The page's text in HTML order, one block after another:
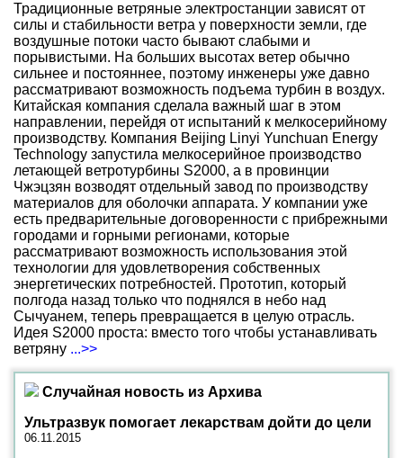
Традиционные ветряные электростанции зависят от
силы и стабильности ветра у поверхности земли, где
воздушные потоки часто бывают слабыми и
порывистыми. На больших высотах ветер обычно
сильнее и постояннее, поэтому инженеры уже давно
рассматривают возможность подъема турбин в воздух.
Китайская компания сделала важный шаг в этом
направлении, перейдя от испытаний к мелкосерийному
производству. Компания Beijing Linyi Yunchuan Energy
Technology запустила мелкосерийное производство
летающей ветротурбины S2000, а в провинции
Чжэцзян возводят отдельный завод по производству
материалов для оболочки аппарата. У компании уже
есть предварительные договоренности с прибрежными
городами и горными регионами, которые
рассматривают возможность использования этой
технологии для удовлетворения собственных
энергетических потребностей. Прототип, который
полгода назад только что поднялся в небо над
Сычуанем, теперь превращается в целую отрасль.
Идея S2000 проста: вместо того чтобы устанавливать
ветряну ...>>
Случайная новость из Архива
Ультразвук помогает лекарствам дойти до цели
06.11.2015